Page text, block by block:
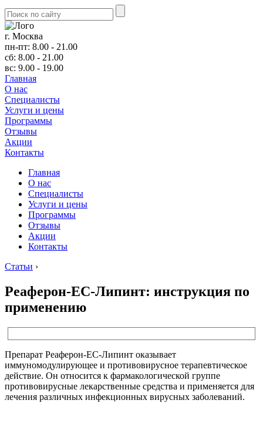
г. Москва
пн-пт: 8.00 - 21.00
сб: 8.00 - 21.00
вс: 9.00 - 19.00
Главная
О нас
Cпециалисты
Услуги и цены
Программы
Отзывы
Акции
Контакты
Главная
О нас
Cпециалисты
Услуги и цены
Программы
Отзывы
Акции
Контакты
Статьи ›
Реаферон-ЕС-Липинт: инструкция по
применению
Препарат Реаферон-ЕС-Липинт оказывает
иммуномодулирующее и противовирусное терапевтическое
действие. Он относится к фармакологической группе
противовирусные лекарственные средства и применяется для
лечения различных инфекционных вирусных заболеваний.